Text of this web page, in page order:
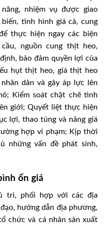
nhiệm vụ được giao
tình hình giá cả, cung
thực hiện ngay các biện
nguồn cung thịt heo,
bảo đảm quyền lợi của
hụt thịt heo, giá thịt heo
dân và gây áp lực lên
Kiểm soát chặt chẽ tình
giới; Quyết liệt thực hiện
lợi, thao túng và nâng giá
hợp vi phạm; Kịp thời
những vấn đề phát sinh,
ổn giá
trì, phối hợp với các địa
hướng dẫn địa phương,
chức và cá nhân sản xuất